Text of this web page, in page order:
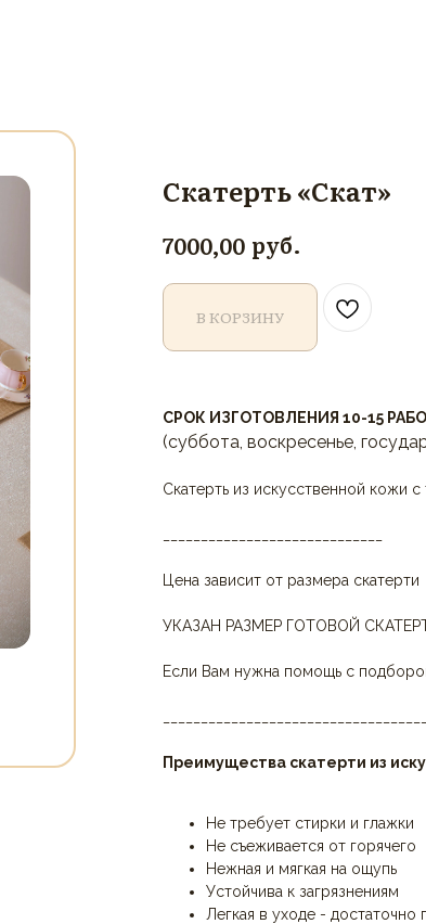
Скатерть «Скат»
7000,00 руб.
В КОРЗИНУ
СРОК ИЗГОТОВЛЕНИЯ 10-15
(суббота, воскресенье,
Скатерть из искусственной кожи
Цена зависит от размера скатерти
УКАЗАН РАЗМЕР ГОТОВОЙ
Если Вам нужна помощь с
Преимущества скатерти из
Не требует стирки и глажки
Не съеживается от горячего
Нежная и мягкая на ощупь
Устойчива к загрязнениям
Легкая в уходе - достаточно